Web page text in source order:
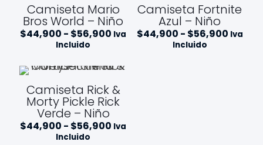
Camiseta Mario
Bros World – Niño
$44,900 - $56,900 Rango
desde
$44,900
hasta
$56,900
Iva
Incluido
Camiseta Fortnite
Azul – Niño
$44,900 - $56,900Rango
Iva
Incluido
Camiseta Rick &
Morty Pickle Rick
Verde – Niño
$44,900 - $56,900 Rango
Iva
Incluido